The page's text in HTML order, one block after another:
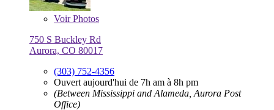
VoirPhotos
750 S Buckley Rd
Aurora, CO 80017
(303) 752-4356
Ouvert aujourd'hui de 7h am à 8h pm
(Between Mississippi and Alameda, Aurora Post
Office)